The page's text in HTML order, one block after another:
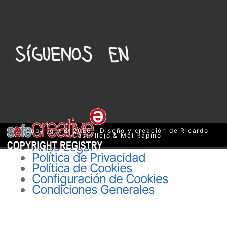
Copyright © 2026 – Diseño y creación de Ricardo
Castrillejo & Mel Rapino
Aviso Legal
Política de Privacidad
Política de Cookies
Configuración de Cookies
Condiciones Generales